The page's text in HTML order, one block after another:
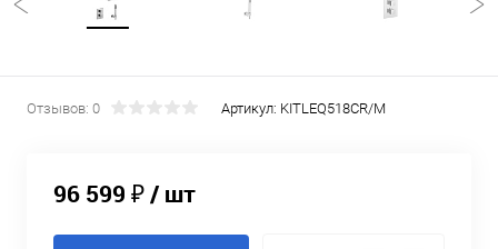
Отзывов: 0 Артикул: KITLEQ518CR/M
96 599 ₽/ шт